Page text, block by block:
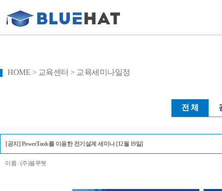
HOME > 교육센터 > 교육세미나일정
전 체
[공지] PowerTools를 이용한 전기설계 세미나 [12월 19일]
이름 : (주)블루헷